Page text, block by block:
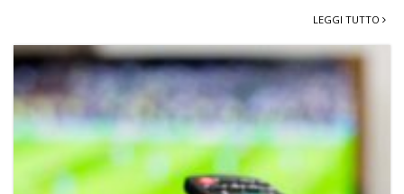
LEGGI TUTTO